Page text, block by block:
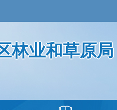
林业和草原局